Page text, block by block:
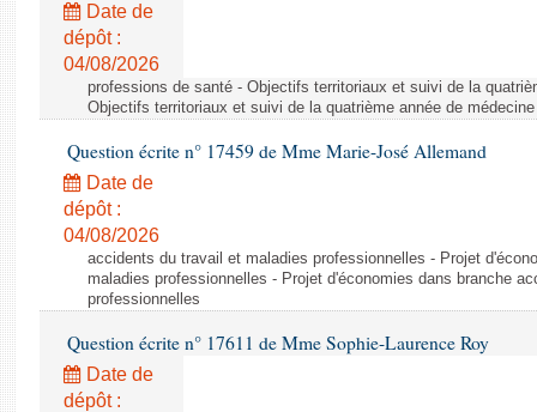
Date de
dépôt :
04/08/2026
professions de santé - Objectifs territoriaux et suivi de la
Objectifs territoriaux et suivi de la quatrième année de médecine
Question écrite n° 17459 de Mme Marie-José Allemand
Date de
dépôt :
04/08/2026
accidents du travail et maladies professionnelles - Projet
maladies professionnelles - Projet d'économies dans branche
professionnelles
Question écrite n° 17611 de Mme Sophie-Laurence Roy
Date de
dépôt :